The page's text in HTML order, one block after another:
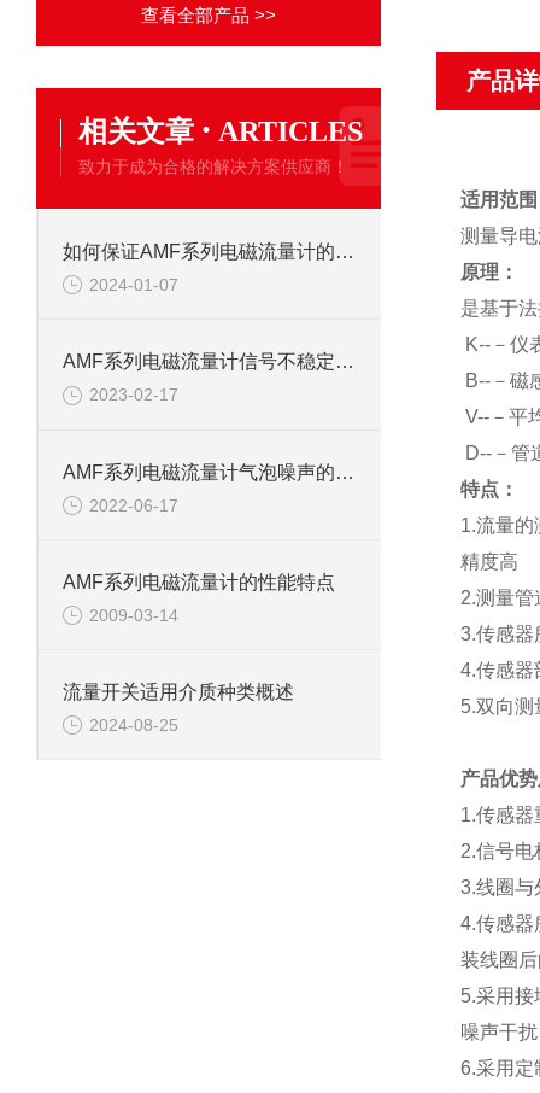
查看全部产品 >>
相关文章 · ARTICLES
致力于成为合格的解决方案供应商！
如何保证AMF系列电磁流量计的测量精度
2024-01-07
AMF系列电磁流量计信号不稳定三大原因
2023-02-17
AMF系列电磁流量计气泡噪声的解决方法
2022-06-17
AMF系列电磁流量计的性能特点
2009-03-14
流量开关适用介质种类概述
2024-08-25
产品
适用范
测量导
原理：
是基于
K--－仪
B--－磁
V--－平
D--－管
特点：
1.流量的
精度高
2.测量管
3.传感器
4.传感器
5.双向测
产品优
1.传感器
2.信号电
3.线圈与
4.传感器
装线圈
5.采用接
噪声干
6.采用定